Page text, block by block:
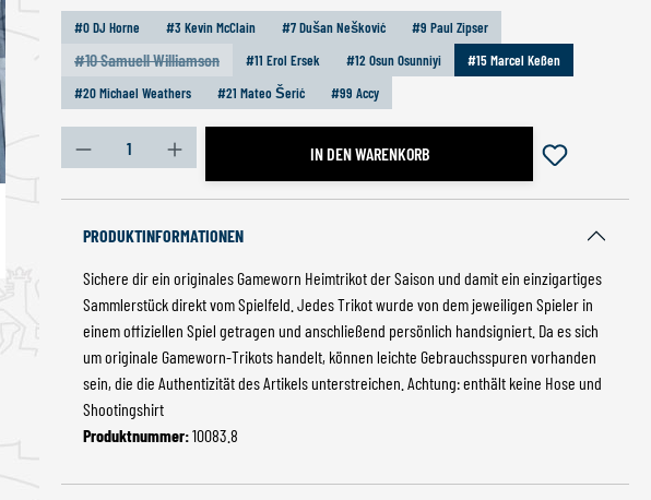
#0 DJ Horne #3 Kevin McClain #7 Dušan Nešković #9 Paul Zipser
#10 Samuell Williamson
(Diese Option ist zurzeit nicht verfügbar.)
#11 Erol Ersek #12 Osun Osunniyi
#15 Marcel Keßen
#20 Michael Weathers
#21 Mateo Šerić #99 Accy
Produkt Anzahl: Gib den gewünschten Wert ein oder benutze
IN DEN WARENKORB
PRODUKTINFORMATIONEN
Sichere dir ein originales Gameworn Heimtrikot der Saison und damit ein einzigartiges
Sammlerstück direkt vom Spielfeld. Jedes Trikot wurde von dem jeweiligen Spieler in
einem offiziellen Spiel getragen und anschließend persönlich handsigniert. Da es sich
um originale Gameworn-Trikots handelt, können leichte Gebrauchsspuren vorhanden
sein, die die Authentizität des Artikels unterstreichen. Achtung: enthält keine Hose und
Shootingshirt
Produktnummer:10083.8